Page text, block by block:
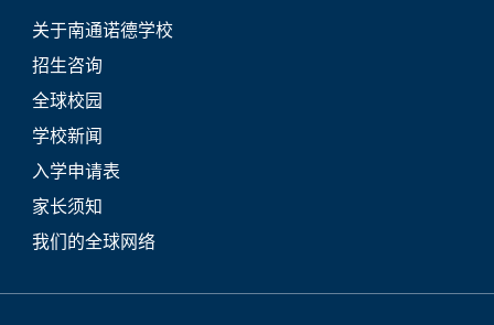
关于南通诺德学校
招生咨询
全球校园
学校新闻
入学申请表
家长须知
我们的全球网络